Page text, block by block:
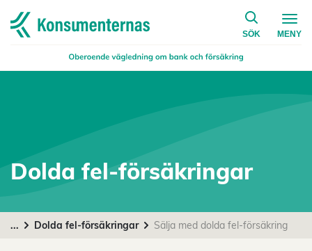
Navigera till startsidan
SÖK
på
MENY
Dolda fel-försäkringar
... Dolda fel-försäkringar Sälja med dolda fel-försäkring